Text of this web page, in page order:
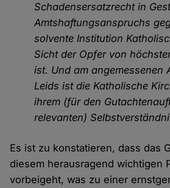
Schadensersatzrecht in
Amtshaftungsanspruchs
solvente Institution
Sicht der Opfer von
ist. Und am angemessenen
Leids ist die Katholische
ihrem (für den
relevanten)
Es ist zu konstatieren, dass das
diesem herausragend wichtigen
vorbeigeht, was zu einer